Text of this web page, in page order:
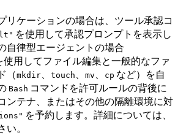
リケーションの場合は、ツール承認コ
を使用して承認プロンプトを表示し
自律型エージェントの場合
使用してファイル編集と一般的なファ
（mkdir、 touch 、 mv 、 cp など）を自
Bash コマンドを許可ルールの背後に
ンテナ、またはその他の隔離環境に対
を予約します。詳細については、
。